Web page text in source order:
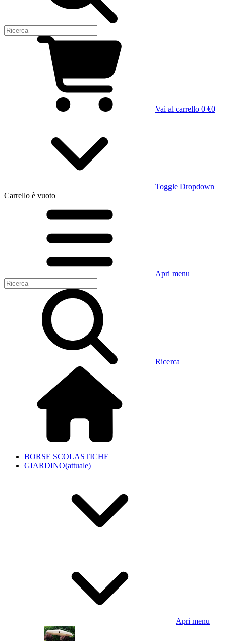
Vai al carrello 0 €0
Toggle Dropdown
Carrello è vuoto
Apri menu
Ricerca
BORSE SCOLASTICHE
GIARDINO(attuale)
Apri menu